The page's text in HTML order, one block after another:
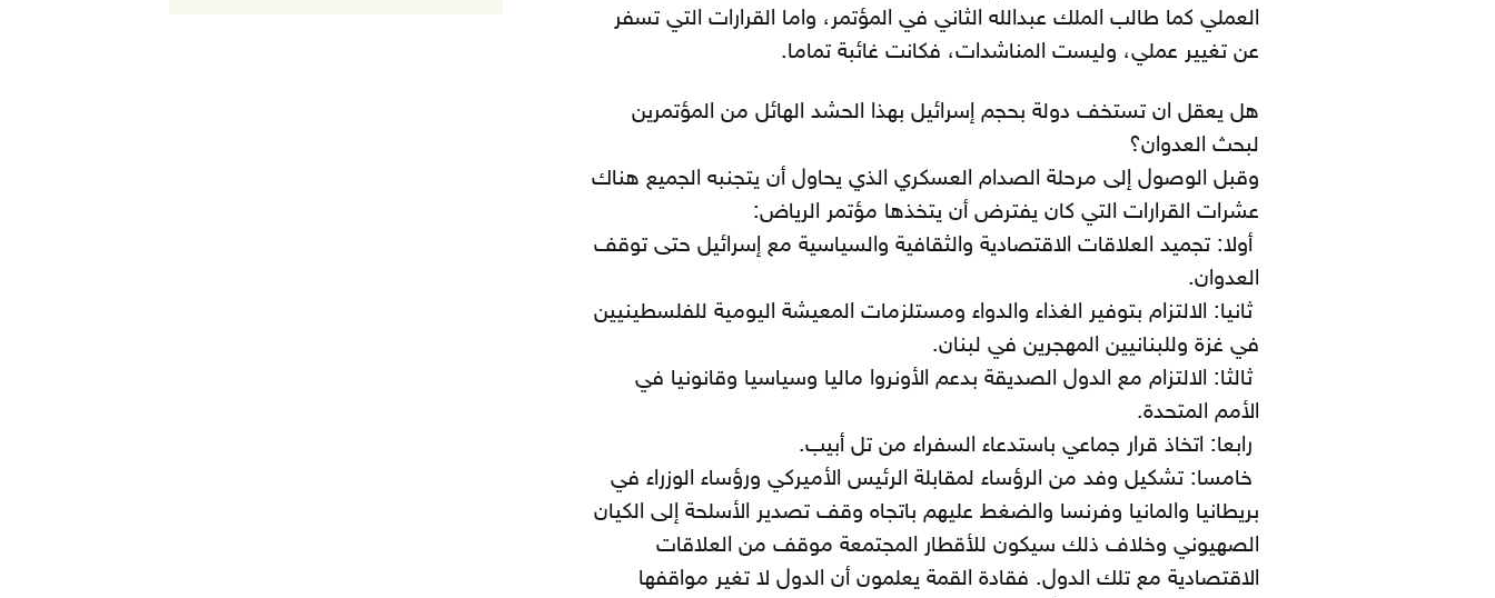
العملي كما طالب الملك عبدالله الثاني في المؤتمر، واما القرارات التي تسفر
عن تغيير عملي، وليست المناشدات، فكانت غائبة تماما.
هل يعقل ان تستخف دولة بحجم إسرائيل بهذا الحشد الهائل من المؤتمرين
لبحث العدوان؟
وقبل الوصول إلى مرحلة الصدام العسكري الذي يحاول أن يتجنبه الجميع هناك
عشرات القرارات التي كان يفترض أن يتخذها مؤتمر الرياض:
أولا: تجميد العلاقات الاقتصادية والثقافية والسياسية مع إسرائيل حتى توقف
العدوان.
ثانيا: الالتزام بتوفير الغذاء والدواء ومستلزمات المعيشة اليومية للفلسطينيين
في غزة وللبنانيين المهجرين في لبنان.
ثالثا: الالتزام مع الدول الصديقة بدعم الأونروا ماليا وسياسيا وقانونيا في
الأمم المتحدة.
رابعا: اتخاذ قرار جماعي باستدعاء السفراء من تل أبيب.
خامسا: تشكيل وفد من الرؤساء لمقابلة الرئيس الأميركي ورؤساء الوزراء في
بريطانيا والمانيا وفرنسا والضغط عليهم باتجاه وقف تصدير الأسلحة إلى الكيان
الصهيوني وخلاف ذلك سيكون للأقطار المجتمعة موقف من العلاقات
الاقتصادية مع تلك الدول. فقادة القمة يعلمون أن الدول لا تغير مواقفها